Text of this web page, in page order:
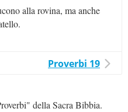
alla rovina, ma anche
Proverbi 19
della Sacra Bibbia.